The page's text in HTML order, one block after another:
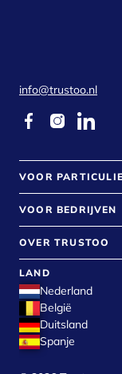
info@trustoo.nl
VOOR
VOOR BEDRIJVEN
OVER TRUSTOO
LAND
Nederland
België
Duitsland
Spanje